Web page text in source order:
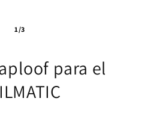
1/3
para el